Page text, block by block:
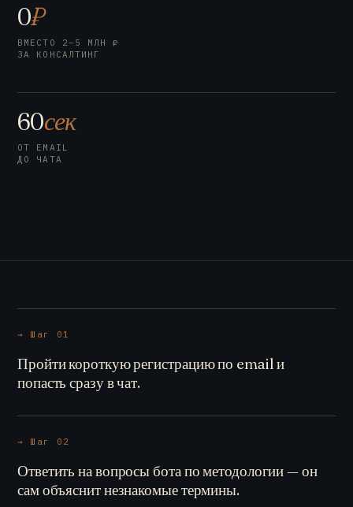
0₽
ВМЕСТО 2–5 МЛН ₽
ЗА КОНСАЛТИНГ
60сек
ОТ EMAIL
ДО ЧАТА
→ Шаг 01
Пройти короткую регистрацию по email и
попасть сразу в чат.
→ Шаг 02
Ответить на вопросы бота по методологии — он
сам объяснит незнакомые термины.